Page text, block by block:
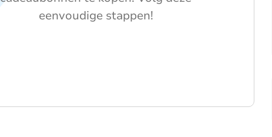
eenvoudige stappen!